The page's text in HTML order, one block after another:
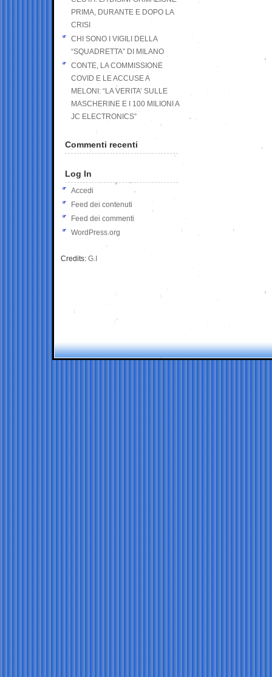
PRIMA, DURANTE E DOPO LA
CRISI
CHI SONO I VIGILI DELLA
“SQUADRETTA” DI MILANO
CONTE, LA COMMISSIONE
COVID E LE ACCUSE A
MELONI: “LA VERITA’ SULLE
MASCHERINE E I 100 MILIONI A
JC ELECTRONICS”
Commenti recenti
Log In
Accedi
Feed dei contenuti
Feed dei commenti
WordPress.org
Credits: G.I